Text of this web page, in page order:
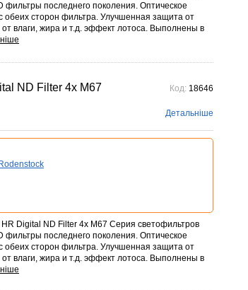
последнего поколения. Оптическое
обеих сторон фильтра. Улучшенная защита от
влаги, жира и т.д. эффект лотоса. Выполнены в
ND Filter 4x M67 Код: 18646
Детальніше
Digital ND Filter 4x M67 Серия светофильтров
последнего поколения. Оптическое
обеих сторон фильтра. Улучшенная защита от
влаги, жира и т.д. эффект лотоса. Выполнены в